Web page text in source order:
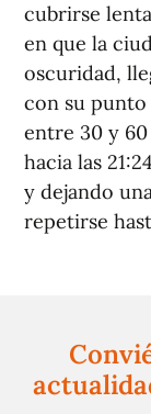
cubrirse
en que la
oscuridad,
con su punto
entre 30 y
hacia las
y dejando
repetirse